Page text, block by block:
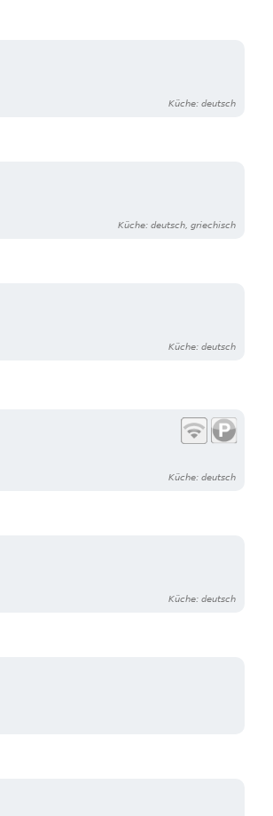
Küche: deutsch
Küche: deutsch, griechisch
Küche: deutsch
Küche: deutsch
Küche: deutsch